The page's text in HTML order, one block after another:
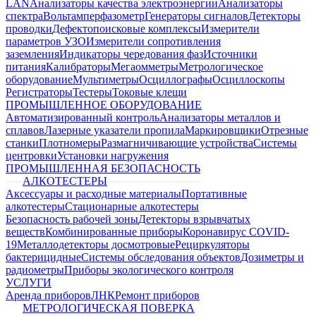
LANАнализаторы качества электроэнергииАнализаторы
спектраВольтамперфазометрГенераторы сигналовДетекторы
проводкиДефектопоисковые комплексыИзмерители
параметров УЗОИзмерители сопротивления
заземленияИндикаторы чередования фазИсточники
питанияКалибраторыМегаомметрыМетрологическое
оборудованиеМультиметрыОсциллографыОсциллоскопы
РегистраторыТестерыТоковые клещи
ПРОМЫШЛЕННОЕ ОБОРУДОВАНИЕ
Автоматизированный контрольАнализаторы металлов и
сплавовЛазерные указатели пропилаМаркировщикиОтрезные
станкиПлотномерыРазмагничивающие устройстваСистемы
центровкиУстановки нагружения
ПРОМЫШЛЕННАЯ БЕЗОПАСНОСТЬ
АЛКОТЕСТЕРЫ
Аксессуары и расходные материалыПортативные
алкотестерыСтационарные алкотестеры
Безопасность рабочей зоныДетекторы взрывчатых
веществКомбинированные приборыКоронавирус COVID-
19Металлодетекторы досмотровыеРециркуляторы
бактерицидныеСистемы обследования объектовДозиметры и
радиометрыПриборы экологического контроля
УСЛУГИ
Аренда приборовЛНКРемонт приборов
МЕТРОЛОГИЧЕСКАЯ ПОВЕРКА